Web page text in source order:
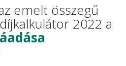
emelt összegű
2022 a